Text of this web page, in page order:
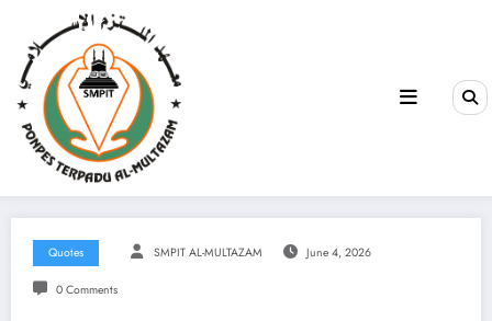
Quotes SMPIT AL-MULTAZAM June 4, 2026
0 Comments